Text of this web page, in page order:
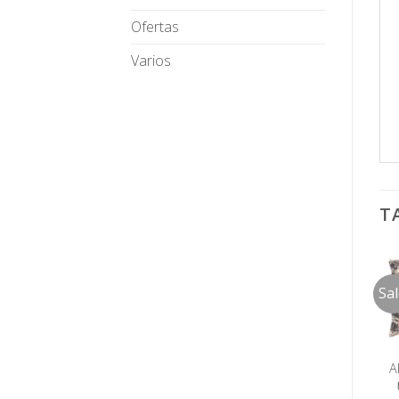
Ofertas
Varios